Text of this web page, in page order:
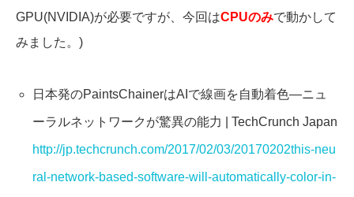
GPU(NVIDIA)が必要ですが、今回はCPUのみで動かして
みました。)
日本発のPaintsChainerはAIで線画を自動着色―ニュ
ーラルネットワークが驚異の能力 | TechCrunch Japan
http://jp.techcrunch.com/2017/02/03/20170202this-neu
ral-network-based-software-will-automatically-color-in-